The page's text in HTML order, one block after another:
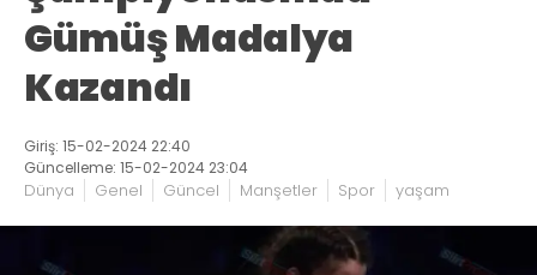
Gümüş Madalya
Kazandı
Giriş: 15-02-2024 22:40
Güncelleme: 15-02-2024 23:04
Dünya Genel Güncel Manşetler Spor yaşam